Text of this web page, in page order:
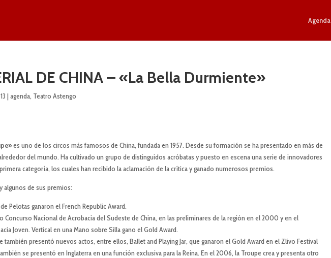
Agenda
DE CHINA – «La Bella Durmiente»
|agenda, Teatro Astengo
es uno de los circos más famosos de China, fundada en 1957. Desde su formación se ha presentado en más de
del mundo. Ha cultivado un grupo de distinguidos acróbatas y puesto en escena una serie de innovadores
categoría, los cuales han recibido la aclamación de la crítica y ganado numerosos premios.
algunos de sus premios:
Pelotas ganaron el French Republic Award.
Concurso Nacional de Acrobacia del Sudeste de China, en las preliminares de la región en el 2000 y en el
Joven. Vertical en una Mano sobre Silla gano el Gold Award.
también presentó nuevos actos, entre ellos, Ballet and Playing Jar, que ganaron el Gold Award en el Zlivo Festival
se presentó en Inglaterra en una función exclusiva para la Reina. En el 2006, la Troupe crea y presenta otro